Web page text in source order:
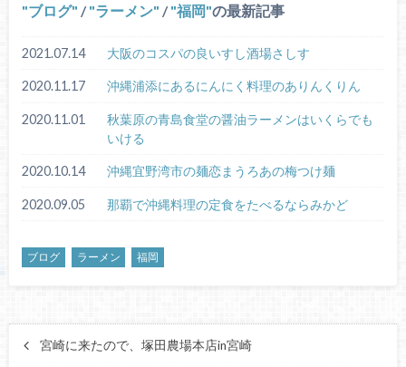
ブログ / ラーメン / 福岡 の最新記事
2021.07.14 大阪のコスパの良いすし酒場さしす
2020.11.17 沖縄浦添にあるにんにく料理のありんくりん
2020.11.01
秋葉原の青島食堂の醤油ラーメンはいくらでも
いける
2020.10.14 沖縄宜野湾市の麺恋まうろあの梅つけ麺
2020.09.05 那覇で沖縄料理の定食をたべるならみかど
ブログ ラーメン 福岡
宮崎に来たので、塚田農場本店in宮崎